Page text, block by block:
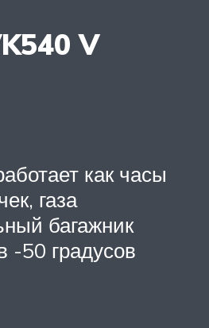
V
как часы
газа
багажник
-50 градусов